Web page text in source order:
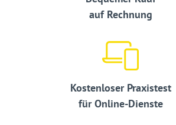
auf Rechnung
Kostenloser Praxistest
für Online-Dienste